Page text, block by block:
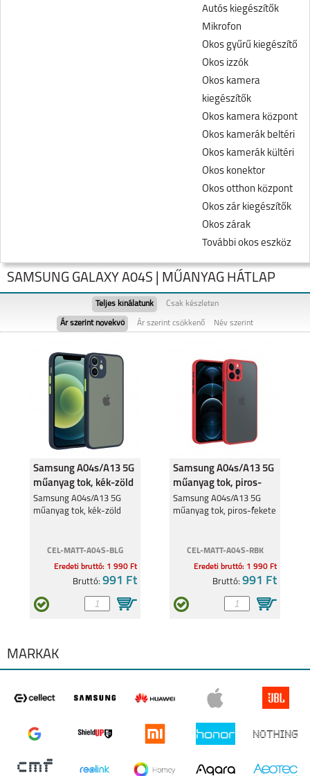
Autós kiegészítők
Mikrofon
Okos gyűrű kiegészítő
Okos izzók
Okos kamera
kiegészítők
Okos kamera központ
Okos kamerák beltéri
Okos kamerák kültéri
Okos konektor
Okos otthon központ
Okos zár kiegészítők
Okos zárak
További okos eszköz
SAMSUNG GALAXY
FOLD8 ULTRA
SAMSUNG GALAXY
FLIP8
SAMSUNG GALAXY
S26
SAMSUNG GALAXY
SAMSUNG GALAXY
A27
SAMSUNG GALAXY A04S | MŰANYAG HÁTLAP
Teljes kínálatunk Csak készleten
Ár szerint növekvő Ár szerint csökkenő Név szerint
Samsung A04s/A13 5G
műanyag tok, kék-zöld
Samsung A04s/A13 5G
műanyag tok, kék-zöld
CEL-MATT-A04S-BLG
Eredeti bruttó: 1 990 Ft
Bruttó: 991 Ft
Samsung A04s/A13 5G
műanyag tok, piros-
fekete
Samsung A04s/A13 5G
műanyag tok, piros-fekete
CEL-MATT-A04S-RBK
Eredeti bruttó: 1 990 Ft
Bruttó:991 Ft
MÁRKÁK